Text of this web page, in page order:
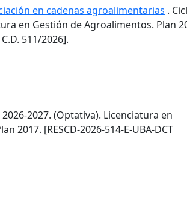
en cadenas agroalimentarias .
en Gestión de Agroalimentos. Plan
C.D. 511/2026].
2027. (Optativa). Licenciatura en
2017. [RESCD-2026-514-E-UBA-DCT